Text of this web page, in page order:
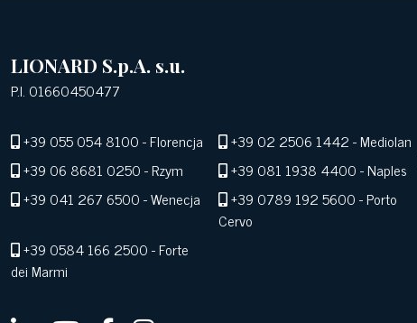
LIONARD S.p.A. s.u.
P.I. 01660450477
+39 055 054 8100- Florencja +39 02 2506 1442- Mediolan
+39 06 8681 0250- Rzym +39 081 1938 4400- Naples
+39 041 267 6500- Wenecja +39 0789 192 5600- Porto
Cervo
+39 0584 166 2500- Forte
dei Marmi